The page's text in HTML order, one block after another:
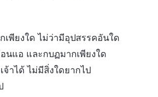
เพียงใด ไม่ว่ามีอุปสรรคอันใด
นแอ และกบฏมากเพียงใด
จ้าได้ ไม่มีสิ่งใดยากไป